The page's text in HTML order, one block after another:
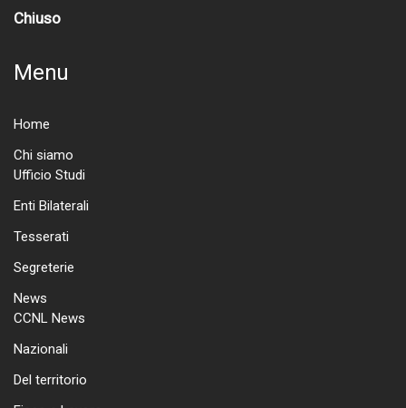
Chiuso
Menu
Home
Chi siamo
Ufficio Studi
Enti Bilaterali
Tesserati
Segreterie
News
CCNL News
Nazionali
Del territorio